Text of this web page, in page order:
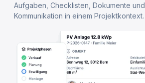
Aufgaben, Checklisten, Dokumente und
Kommunikation in einem Projektkontext.